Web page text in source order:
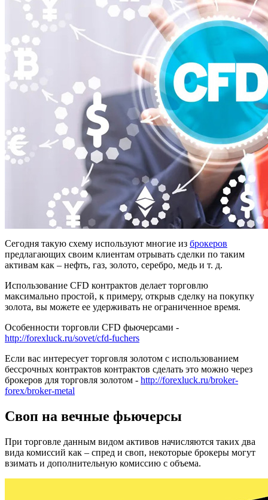
Сегодня такую схему используют многие из брокеров
предлагающих своим клиентам отрывать сделки по таким
активам как – нефть, газ, золото, серебро, медь и т. д.
Использование CFD контрактов делает торговлю
максимально простой, к примеру, открыв сделку на покупку
золота, вы можете ее удерживать не ограниченное время.
Особенности торговли CFD фьючерсами -
http://forexluck.ru/sovet/cfd-fuchers
Если вас интересует торговля золотом с использованием
бессрочных контрактов контрактов сделать это можно через
брокеров для торговля золотом - http://forexluck.ru/broker-
forex/broker-metal
Своп на вечные фьючерсы
При торговле данным видом активов начисляются таких два
вида комиссий как – спред и своп, некоторые брокеры могут
взимать и дополнительную комиссию с объема.